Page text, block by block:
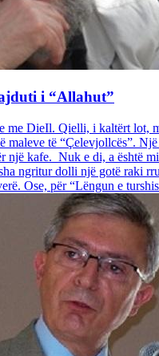
i “Allahut”
me DieIl. Qielli, i kaltërt lot,
maleve të “Çelevjollcës”.
një kafe. Nuk e di, a është
ngritur dolli një gotë raki
Ose, për “Lëngun e